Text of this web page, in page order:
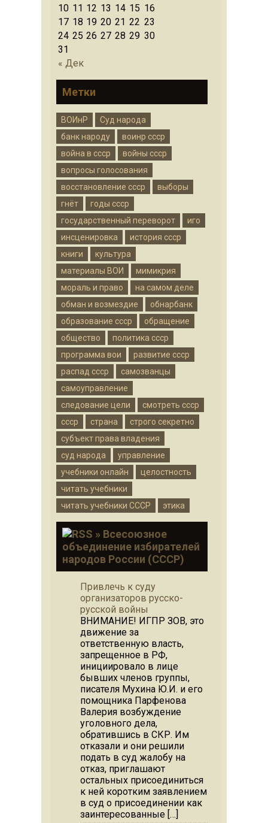
« Дек
10 11 12 13 14 15 16
17 18 19 20 21 22 23
24 25 26 27 28 29 30
31
Метки
ВОИнР
Суд народа
банк народу
воинр ссср
война в ссср
войны ссср
вопросы голосования
восстановление ссср
выборы
гнёт
годы ссср
государственный переворот
иго
инсценировка
история ссср
книги
культура
материалы ВОИ
мимикрия
мораль и право
на самом деле
обман и возмездие
обнарбанк
образование ссср
обращение
общество
политика ссср
программа вои
развитие ссср
распад ссср
самозванцы
самоуправление
следование цели
смотреть ссср
ссср
страна
строго секретно
субъект права владения
суд народа
управление
учебники онлайн
целостность
читать учебники
читать учебники СССР
этика
» Всесоюзное
объединение избирателей
народов России (СССР)
Привлечь к суду
организаторов русско-
русской войны
ВНИМАНИЕ! ИГПР ЗОВ, это
движение за
ответственную власть,
запрещенное в РФ,
инициировало в лице
бывших членов группы,
писателя Мухина Ю.И. и его
помощника Парфенова
Валерия возбуждение
уголовного дела,
обратившись в СКР. Им
отказали и они решили
подать в суд жалобу на
отказ, приглашают
остальных присоединиться
к ней коротким заявлением
в суд о присоединении как
заинтересованные […]